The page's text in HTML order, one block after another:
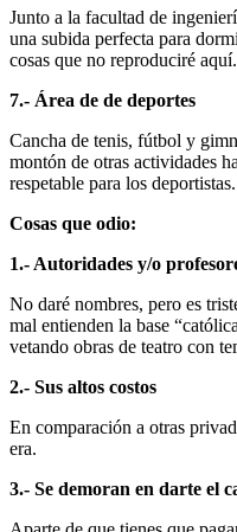
Junto a la facultad de
una subida perfecta para
cosas que no reproduciré aquí.
7.- Área de de deportes
Cancha de tenis, fútbol y
montón de otras actividades
respetable para los deportistas.
Cosas que odio:
1.- Autoridades y/o
No daré nombres, pero es
mal entienden la base
vetando obras de teatro con
2.- Sus altos costos
En comparación a otras
era.
3.- Se demoran en darte el